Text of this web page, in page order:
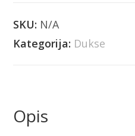
SKU: N/A
Kategorija: Dukse
Opis